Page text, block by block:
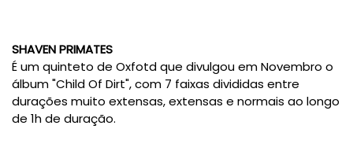
SHAVEN PRIMATES
É um quinteto de Oxfotd que divulgou em Novembro o
álbum "Child Of Dirt", com 7 faixas divididas entre
durações muito extensas, extensas e normais ao longo
de 1h de duração.